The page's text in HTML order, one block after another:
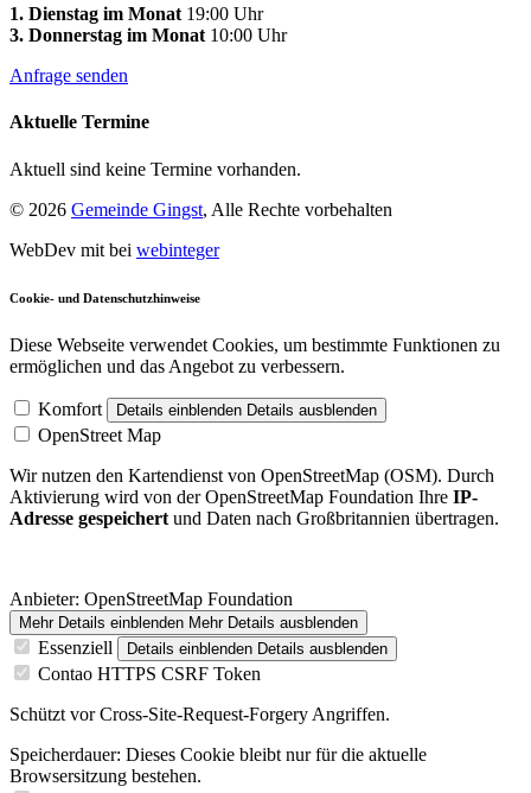
1. Dienstag im Monat 19:00 Uhr
3. Donnerstag im Monat 10:00 Uhr
Anfrage senden
Aktuelle Termine
Aktuell sind keine Termine vorhanden.
© 2026 Gemeinde Gingst, Alle Rechte vorbehalten
WebDev mit bei webinteger
Cookie- und Datenschutzhinweise
Diese Webseite verwendet Cookies, um bestimmte Funktionen zu
ermöglichen und das Angebot zu verbessern.
Komfort Details einblenden Details ausblenden
OpenStreet Map
Wir nutzen den Kartendienst von OpenStreetMap (OSM). Durch
Aktivierung wird von der OpenStreetMap Foundation Ihre IP-
Adresse gespeichert und Daten nach Großbritannien übertragen.
Anbieter: OpenStreetMap Foundation
Mehr Details einblenden Mehr Details ausblenden
Essenziell Details einblenden Details ausblenden
Contao HTTPS CSRF Token
Schützt vor Cross-Site-Request-Forgery Angriffen.
Speicherdauer: Dieses Cookie bleibt nur für die aktuelle
Browsersitzung bestehen.